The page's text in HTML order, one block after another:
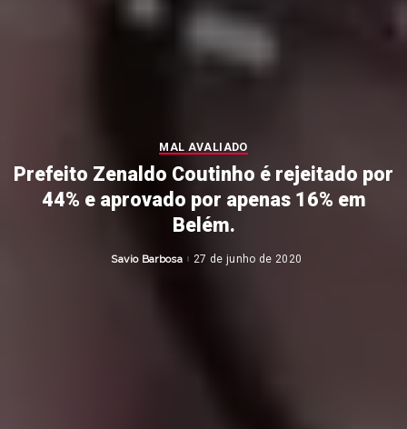
MAL AVALIADO
Prefeito Zenaldo Coutinho é rejeitado por
44% e aprovado por apenas 16% em
Belém.
Posted
Savio Barbosa 27 de junho de 2020